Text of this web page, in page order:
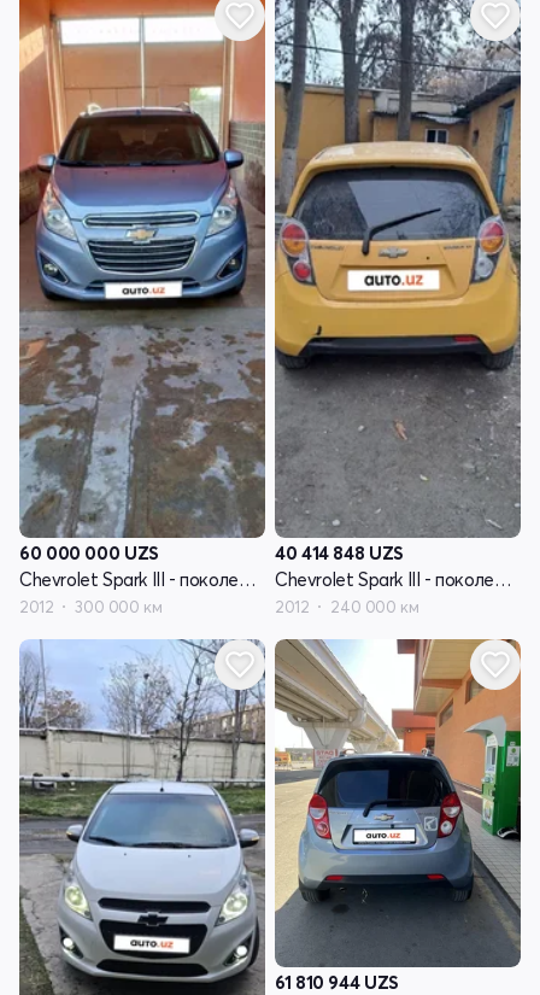
60 000 000 UZS
Chevrolet Spark III - поколение
2012 300 000 км
40 414 848 UZS
Chevrolet Spark III - поколение
2012 240 000 км
61 810 944 UZS